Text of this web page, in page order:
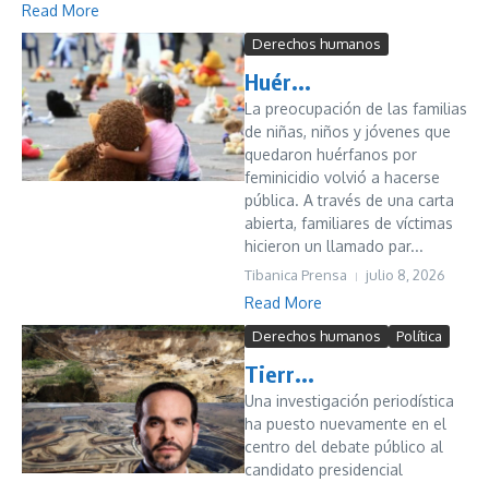
Read More
Derechos humanos
Huér...
La preocupación de las familias
de niñas, niños y jóvenes que
quedaron huérfanos por
feminicidio volvió a hacerse
pública. A través de una carta
abierta, familiares de víctimas
hicieron un llamado par...
Tibanica Prensa julio 8, 2026
Read More
Derechos humanos Política
Tierr...
Una investigación periodística
ha puesto nuevamente en el
centro del debate público al
candidato presidencial